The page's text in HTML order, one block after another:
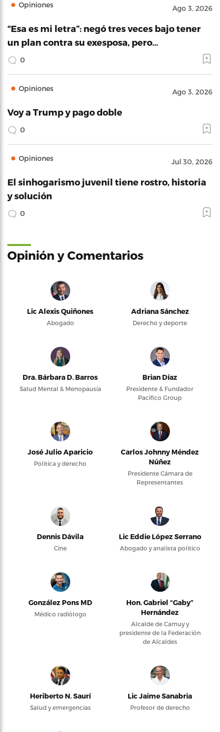
Opiniones Ago 3, 2026
“Esa es mi letra”: negó tres veces bajo tener
un plan contra su exesposa, pero…
0
Opiniones Ago 3, 2026
Voy a Trump y pago doble
0
Opiniones Jul 30, 2026
El sinhogarismo juvenil tiene rostro, historia
y solución
0
Opinión y Comentarios
Lic Alexis Quiñones
Abogado
Adriana Sánchez
Derecho y deporte
Dra. Bárbara D. Barros
Salud Mental & Menopausia
Brian Díaz
Presidente & Fundador
Pacifico Group
José Julio Aparicio
Política y derecho
Carlos Johnny Méndez
Núñez
Presidente Cámara de
Representantes
Dennis Dávila
Cine
Lic Eddie López Serrano
Abogado y analista político
González Pons MD
Médico radiólogo
Hon. Gabriel “Gaby”
Hernández
Alcalde de Camuy y
presidente de la Federación
de Alcaldes
Heriberto N. Saurí
Salud y emergencias
Lic Jaime Sanabria
Profesor de derecho